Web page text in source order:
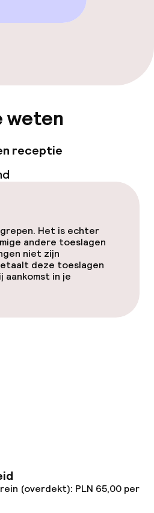
weten
receptie
Het is echter
andere toeslagen
niet zijn
deze toeslagen
aankomst in je
(overdekt): PLN 65,00 per